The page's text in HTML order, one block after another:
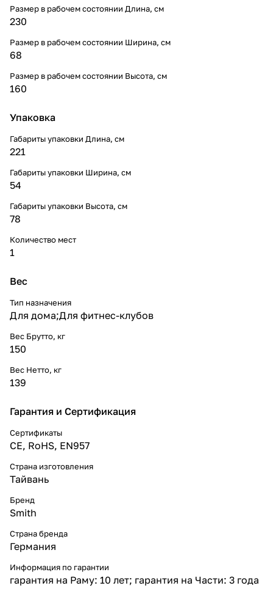
Размер в рабочем состоянии Длина, см
230
Размер в рабочем состоянии Ширина, см
68
Размер в рабочем состоянии Высота, см
160
Упаковка
Габариты упаковки Длина, см
221
Габариты упаковки Ширина, см
54
Габариты упаковки Высота, см
78
Количество мест
1
Вес
Тип назначения
Для дома;Для фитнес-клубов
Вес Брутто, кг
150
Вес Нетто, кг
139
Гарантия и Сертификация
Сертификаты
CE, RoHS, EN957
Страна изготовления
Тайвань
Бренд
Smith
Страна бренда
Германия
Информация по гарантии
гарантия на Раму: 10 лет; гарантия на Части: 3 года